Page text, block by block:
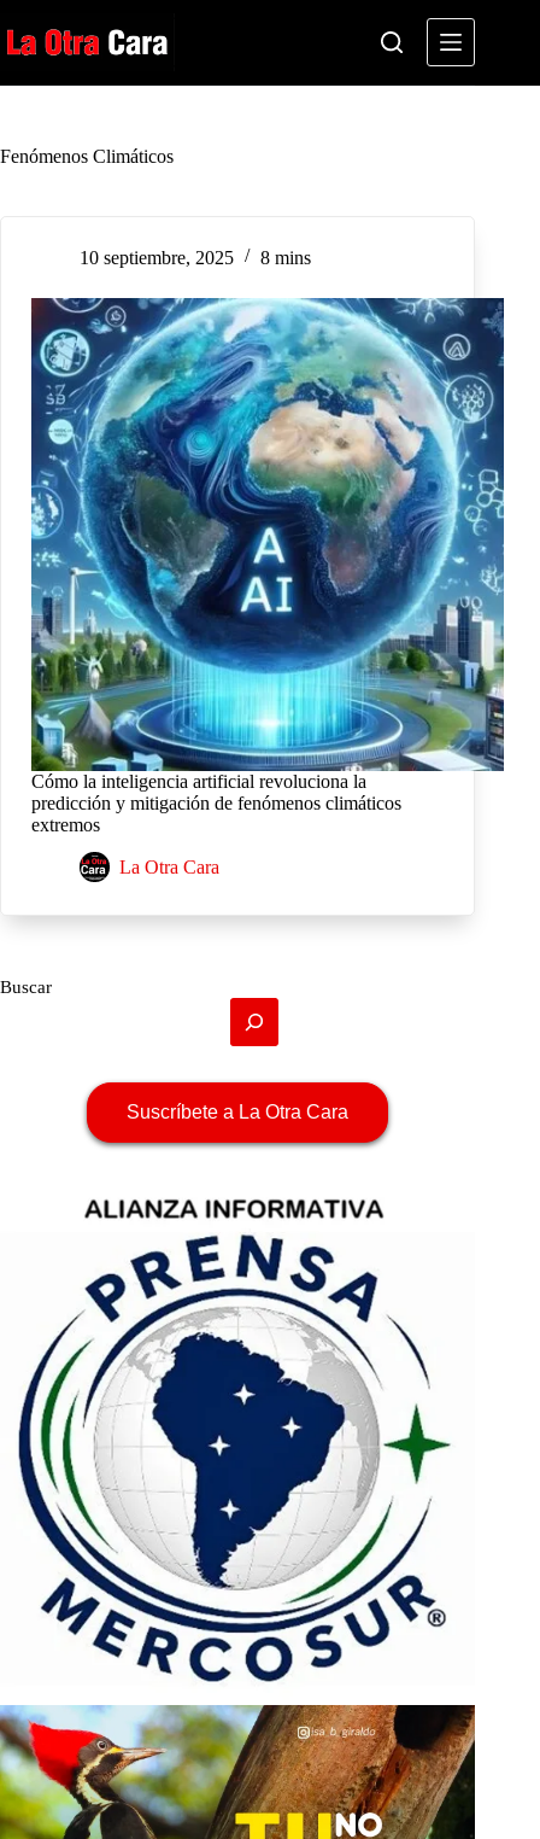
al
contenido
Fenómenos Climáticos
10 septiembre, 2025 8 mins
Cómo la inteligencia artificial revoluciona la
predicción y mitigación de fenómenos climáticos
extremos
La Otra Cara
Buscar
Suscríbete a La Otra Cara